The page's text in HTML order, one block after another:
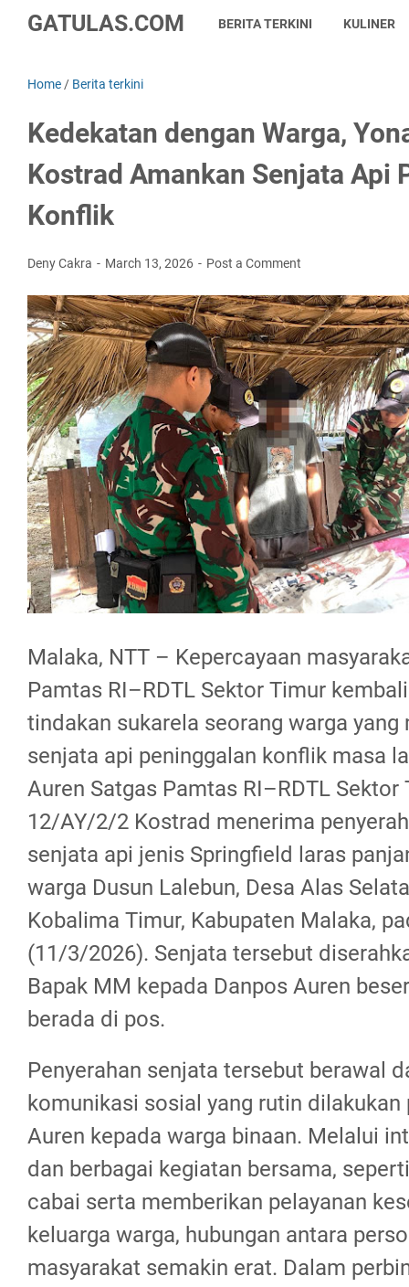
GATULAS.COM BERITA TERKINI KULINER
Home / Berita terkini
Kedekatan dengan Warga,
Kostrad Amankan Senjata Api
Konflik
Deny Cakra March 13, 2026 Post a Comment
Malaka, NTT – Kepercayaan
Pamtas RI–RDTL Sektor Timur
tindakan sukarela seorang warga yang
senjata api peninggalan konflik masa
Auren Satgas Pamtas RI–RDTL Sektor
12/AY/2/2 Kostrad menerima
senjata api jenis Springfield laras
warga Dusun Lalebun, Desa Alas
Kobalima Timur, Kabupaten Malaka,
(11/3/2026). Senjata tersebut
Bapak MM kepada Danpos Auren
berada di pos.
Penyerahan senjata tersebut berawal
komunikasi sosial yang rutin dilakukan
Auren kepada warga binaan. Melalui
dan berbagai kegiatan bersama,
cabai serta memberikan pelayanan
keluarga warga, hubungan antara
masyarakat semakin erat. Dalam